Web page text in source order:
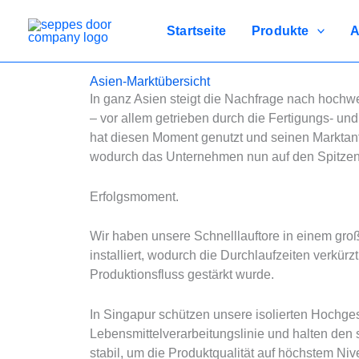
Inhalt
Startseite Produkte
Asien-Marktübersicht
In ganz Asien steigt die Nachfrage nach
– vor allem getrieben durch die Fertigungs-
hat diesen Moment genutzt und seinen
wodurch das Unternehmen nun auf den
Erfolgsmoment.
Wir haben unsere Schnelllauftore in einem
installiert, wodurch die Durchlaufzeiten
Produktionsfluss gestärkt wurde.
In Singapur schützen unsere isolierten
Lebensmittelverarbeitungslinie und halten den
stabil, um die Produktqualität auf höchstem